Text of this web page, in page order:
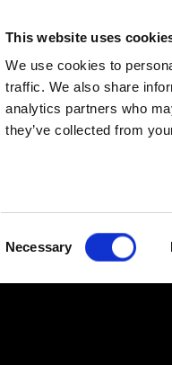
This website uses
We use cookies to
traffic. We also share
analytics partners who
they’ve collected from
Necessary